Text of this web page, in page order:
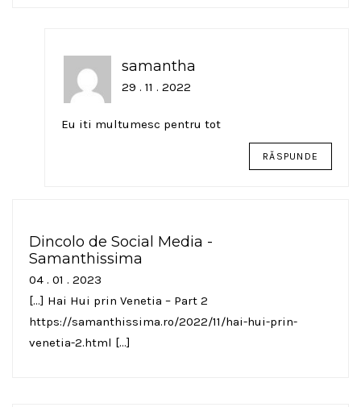
samantha
29 . 11 . 2022
Eu iti multumesc pentru tot
RĂSPUNDE
Dincolo de Social Media -
Samanthissima
04 . 01 . 2023
[…] Hai Hui prin Venetia – Part 2
https://samanthissima.ro/2022/11/hai-hui-prin-
venetia-2.html […]